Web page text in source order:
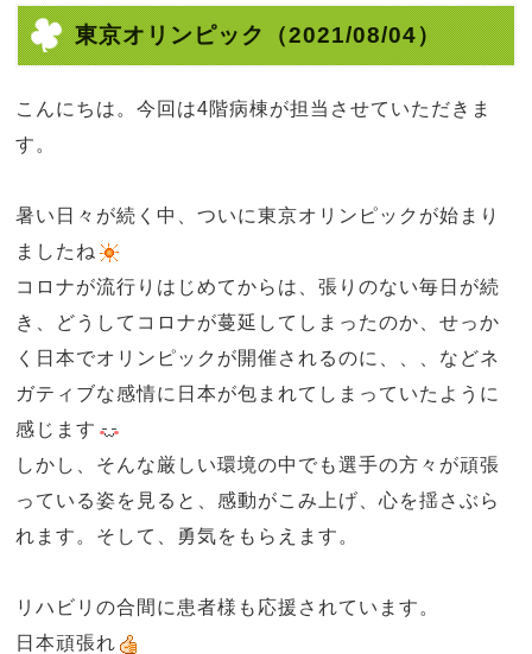
東京オリンピック （2021/08/04）
こんにちは。今回は4階病棟が担当させていただきま
す。
暑い日々が続く中、ついに東京オリンピックが始まり
ましたね
コロナが流行りはじめてからは、張りのない毎日が続
き、どうしてコロナが蔓延してしまったのか、せっか
く日本でオリンピックが開催されるのに、、、などネ
ガティブな感情に日本が包まれてしまっていたように
感じます
しかし、そんな厳しい環境の中でも選手の方々が頑張
っている姿を見ると、感動がこみ上げ、心を揺さぶら
れます。そして、勇気をもらえます。
リハビリの合間に患者様も応援されています。
日本頑張れ